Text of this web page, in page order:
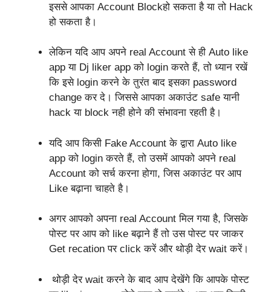
इससे आपका Account Blockहो सकता है या तो Hack
हो सकता है।
लेकिन यदि आप अपने real Account से ही Auto like
app या Dj liker app को login करते हैं, तो ध्यान रखें
कि इसे login करने के तुरंत बाद इसका password
change कर दे। जिससे आपका अकाउंट safe यानी
hack या block नही होने की संभावना रहती है।
यदि आप किसी Fake Account के द्वारा Auto like
app को login करते हैं, तो उसमें आपको अपने real
Account को सर्च करना होगा, जिस अकाउंट पर आप
Like बढ़ाना चाहते है।
अगर आपको अपना real Account मिल गया है, जिसके
पोस्ट पर आप को like बढ़ाने हैं तो उस पोस्ट पर जाकर
Get recation पर click करें और थोड़ी देर wait करें।
थोड़ी देर wait करने के बाद आप देखेंगे कि आपके पोस्ट